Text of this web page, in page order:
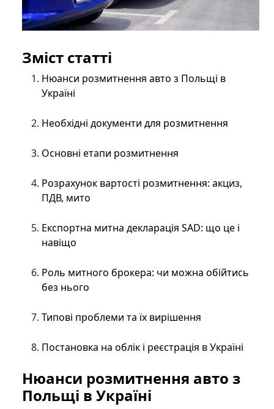
Зміст статті
Нюанси розмитнення авто з Польщі в
Україні
Необхідні документи для розмитнення
Основні етапи розмитнення
Розрахунок вартості розмитнення: акциз,
ПДВ, мито
Експортна митна декларація SAD: що це і
навіщо
Роль митного брокера: чи можна обійтись
без нього
Типові проблеми та їх вирішення
Постановка на облік і реєстрація в Україні
Нюанси розмитнення авто з
Польщі в Україні